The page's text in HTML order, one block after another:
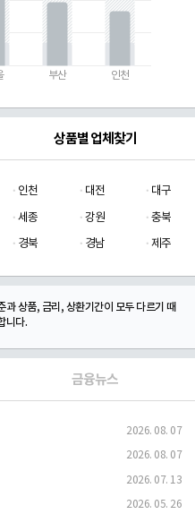
부산 인천
상품별 업체찾기
인천 대전
대구
세종 강원
충북
경북 경남 제주
상품, 금리, 상환기간이 모두 다르기 때
니다.
금융뉴스
2026. 08. 07
2026. 08. 07
2026. 07. 13
2026. 05. 26